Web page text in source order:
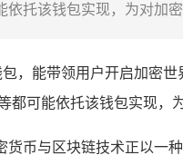
托该钱包实现，为对加
，能带领用户开启加密
都可能依托该钱包实现，
币与区块链技术正以一